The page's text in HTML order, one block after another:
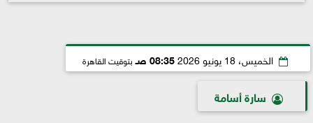
الخميس، 18 يونيو 2026 08:35 صـ بتوقيت القاهرة
سارة أسامة